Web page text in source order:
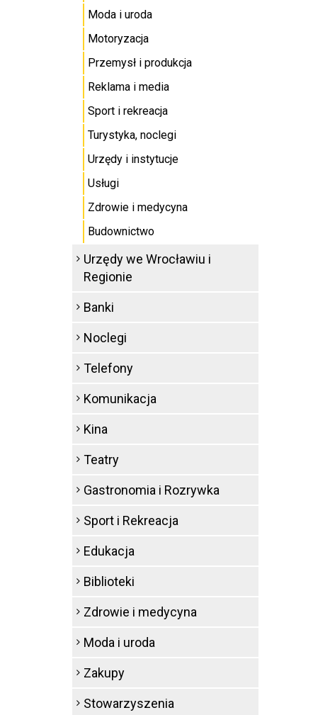
Moda i uroda
Motoryzacja
Przemysł i produkcja
Reklama i media
Sport i rekreacja
Turystyka, noclegi
Urzędy i instytucje
Usługi
Zdrowie i medycyna
Budownictwo
Urzędy we Wrocławiu i
Regionie
Banki
Noclegi
Telefony
Komunikacja
Kina
Teatry
Gastronomia i Rozrywka
Sport i Rekreacja
Edukacja
Biblioteki
Zdrowie i medycyna
Moda i uroda
Zakupy
Stowarzyszenia